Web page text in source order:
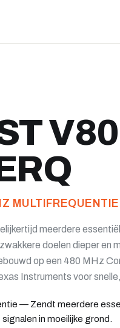
V80
meerdere
doelen dieper en
op een 480 MHz
Instruments voor
— Zendt meerdere
in moeilijke grond.